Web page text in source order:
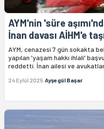
AYM'nin 'süre
İnan davası AİHM'e
AYM, cenazesi 7 gün sokakta
yapılan 'yaşam hakkı ihlali'
reddetti. İnan ailesi ve
24 Eylül 2025 Ayşegül Başar